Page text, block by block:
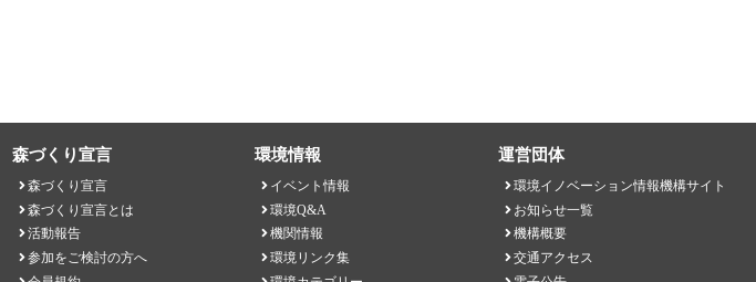
森づくり宣言
森づくり宣言
森づくり宣言とは
活動報告
参加をご検討の方へ
環境情報
イベント情報
環境Q&A
機関情報
環境リンク集
運営団体
環境イノベーション情報機構サイト
お知らせ一覧
機構概要
交通アクセス